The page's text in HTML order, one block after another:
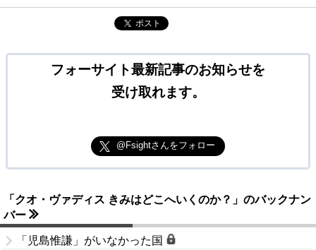
ポスト
フォーサイト最新記事のお知らせを
受け取れます。
@Fsightさんをフォロー
「クオ・ヴァディス きみはどこへいくのか？」のバックナン
バー
「児島惟謙」がいなかった国